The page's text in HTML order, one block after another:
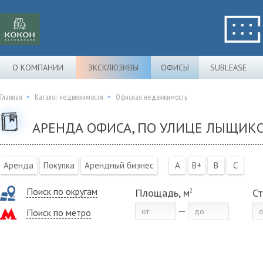
О КОМПАНИИ ЭКСКЛЮЗИВЫ ОФИСЫ SUBLEASE
Главная Каталог недвижимости Офисная недвижимость
АРЕНДА ОФИСА, ПО УЛИЦЕ
Аренда Покупка Арендный бизнес A B+ B C
Поиск по округам
Поиск по метро
Площадь, м2